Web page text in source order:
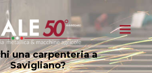
una carpenteria a
Savigliano?